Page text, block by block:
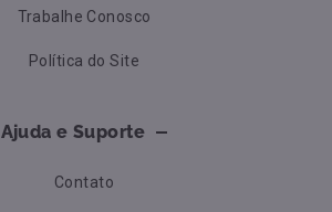
Trabalhe Conosco
Política do Site
Ajuda e Suporte
Contato